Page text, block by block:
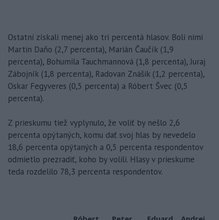
Ostatní získali menej ako tri percentá hlasov. Boli nimi
Martin Daňo (2,7 percenta), Marián Čaučík (1,9
percenta), Bohumila Tauchmannová (1,8 percenta), Juraj
Zábojník (1,8 percenta), Radovan Znášik (1,2 percenta),
Oskar Fegyveres (0,5 percenta) a Róbert Švec (0,5
percenta).
Z prieskumu tiež vyplynulo, že voliť by nešlo 2,6
percenta opýtaných, komu dať svoj hlas by nevedelo
18,6 percenta opýtaných a 0,5 percenta respondentov
odmietlo prezradiť, koho by volili. Hlasy v prieskume
teda rozdelilo 78,3 percenta respondentov.